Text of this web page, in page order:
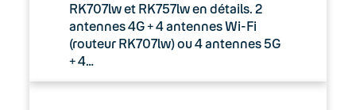
RK707lw et RK757lw en détails. 2
antennes 4G + 4 antennes Wi-Fi
(routeur RK707lw) ou 4 antennes 5G
+ 4…